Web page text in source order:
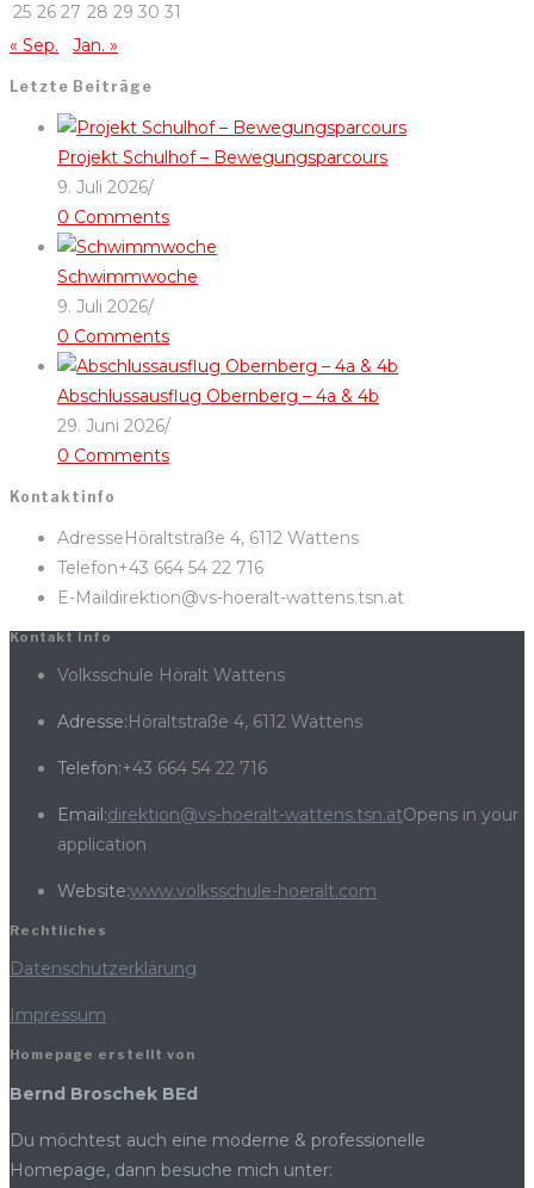
25 26 27 28 29 30 31
« Sep.
Jan. »
Letzte Beiträge
Projekt Schulhof – Bewegungsparcours
9. Juli 2026/
0 Comments
Schwimmwoche
9. Juli 2026/
0 Comments
Abschlussausflug Obernberg – 4a & 4b
29. Juni 2026/
0 Comments
Kontaktinfo
AdresseHöraltstraße 4, 6112 Wattens
Telefon+43 664 54 22 716
E-Maildirektion@vs-hoeralt-wattens.tsn.at
Kontakt Info
Volksschule Höralt Wattens
Adresse:Höraltstraße 4, 6112 Wattens
Telefon:+43 664 54 22 716
Email:direktion@vs-hoeralt-wattens.tsn.atOpens in your
application
Website:www.volksschule-hoeralt.com
Rechtliches
Datenschutzerklärung
Impressum
Homepage erstellt von
Bernd Broschek BEd
Du möchtest auch eine moderne & professionelle
Homepage, dann besuche mich unter: